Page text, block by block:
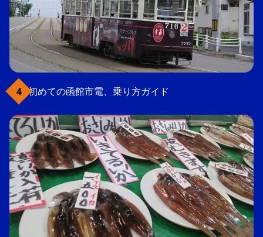
初めての函館市電、乗り方ガイド